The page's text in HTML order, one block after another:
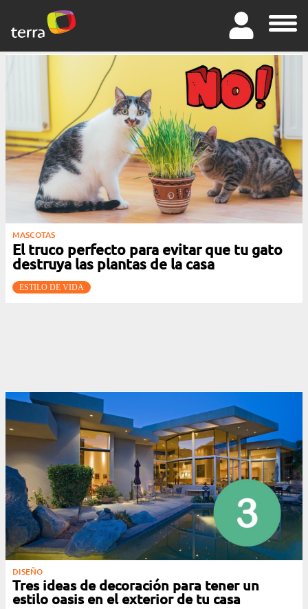
MASCOTAS
El truco perfecto para evitar que tu gato
destruya las plantas de la casa
ESTILO DE VIDA
DISEÑO
Tres ideas de decoración para tener un
estilo oasis en el exterior de tu casa